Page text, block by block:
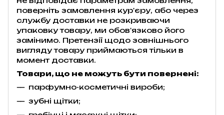
поверніть замовлення кур'єру, або через
службу доставки не розкриваючи
упаковку товару, ми обов'язково його
замінимо. Претензії щодо зовнішнього
вигляду товару приймаються тільки в
момент доставки.
Товари, що не можуть бути повернені:
парфумно-косметичні вироби;
зубні щітки;